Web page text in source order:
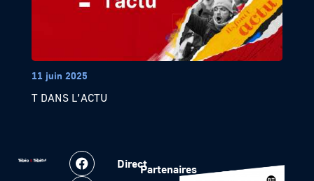
11 juin 2025
T DANS L’ACTU
DirectPartenaires